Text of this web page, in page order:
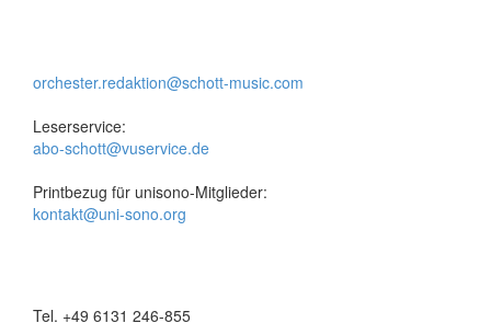
orchester.redaktion@schott-music.com
Leserservice:
abo-schott@vuservice.de
Printbezug für unisono-Mitglieder:
kontakt@uni-sono.org
Tel. +49 6131 246-855